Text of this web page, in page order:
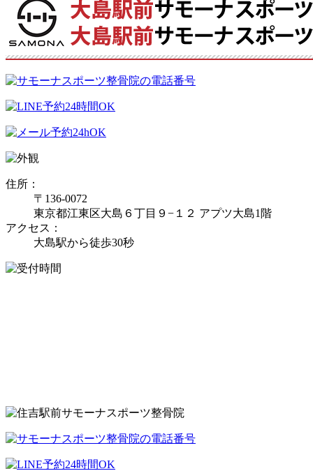
住所：
〒136-0072
東京都江東区大島６丁目９−１２ アプツ大島1階
アクセス：
大島駅から徒歩30秒